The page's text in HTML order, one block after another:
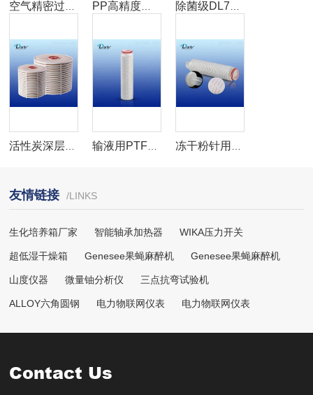
空气精密过滤器 PP高精度折叠滤芯 除菌级DL761囊式滤芯
活性炭深层膜堆滤芯 输液用PTFE系列疏水聚四氟乙烯膜气体除菌级滤芯 冻干粉针用PES系列双层聚醚砜除菌滤芯
友情链接 /LINKS
生化培养箱厂家 智能轴承加热器 WIKA压力开关
超低湿干燥箱 Genesee果蝇麻醉机 Genesee果蝇麻醉机
山度仪器 微量铀分析仪 三点抗弯试验机
ALLOY六角圆钢 电力物联网仪表 电力物联网仪表
Contact Us